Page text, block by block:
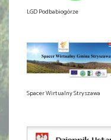
LGD Podbabiogórze
Spacer Wirtualny Stryszawa